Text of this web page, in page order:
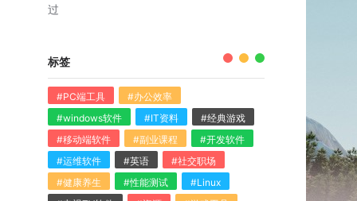
过
标签
#PC端工具
#办公效率
#windows软件
#IT资料
#经典游戏
#移动端软件
#副业课程
#开发软件
#运维软件
#英语
#社交职场
#健康养生
#性能测试
#Linux